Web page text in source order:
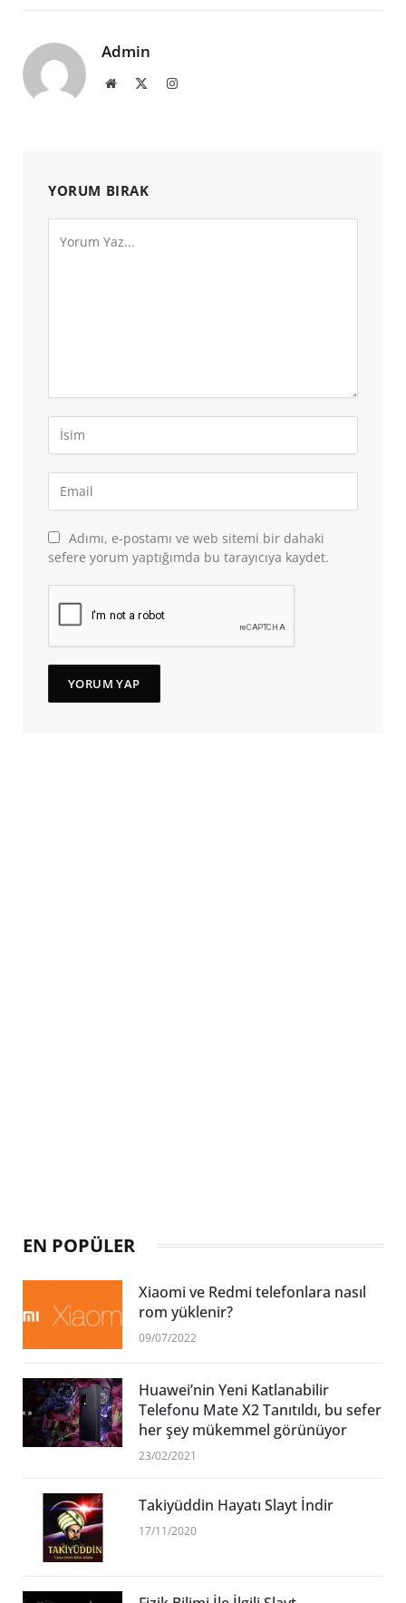
Admin
Website Instagram
YORUM BIRAK
Adımı, e-postamı ve web sitemi bir dahaki
sefere yorum yaptığımda bu tarayıcıya kaydet.
EN POPÜLER
Xiaomi ve Redmi telefonlara nasıl
rom yüklenir?
09/07/2022
Huawei’nin Yeni Katlanabilir
Telefonu Mate X2 Tanıtıldı, bu sefer
her şey mükemmel görünüyor
23/02/2021
Takiyüddin Hayatı Slayt İndir
17/11/2020